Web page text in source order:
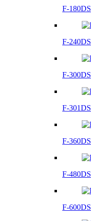
F-180DS
F-240DS
F-300DS
F-301DS
F-360DS
F-480DS
F-600DS